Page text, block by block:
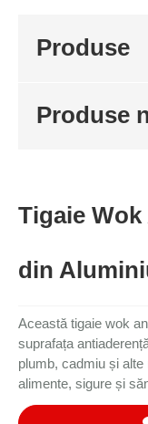
Produse
Produse
Tigaie
din
Această tigaie wok
suprafața
plumb, cadmiu și
alimente, sigure și